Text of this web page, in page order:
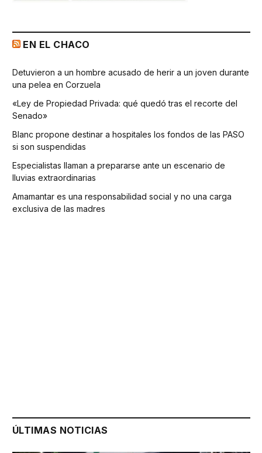
EN EL CHACO
Detuvieron a un hombre acusado de herir a un joven durante
una pelea en Corzuela
«Ley de Propiedad Privada: qué quedó tras el recorte del
Senado»
Blanc propone destinar a hospitales los fondos de las PASO
si son suspendidas
Especialistas llaman a prepararse ante un escenario de
lluvias extraordinarias
Amamantar es una responsabilidad social y no una carga
exclusiva de las madres
ÚLTIMAS NOTICIAS